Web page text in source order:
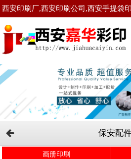
西安印刷厂,西安印刷公司,西安手提袋
彩印有限公司！
保安配
画册印刷